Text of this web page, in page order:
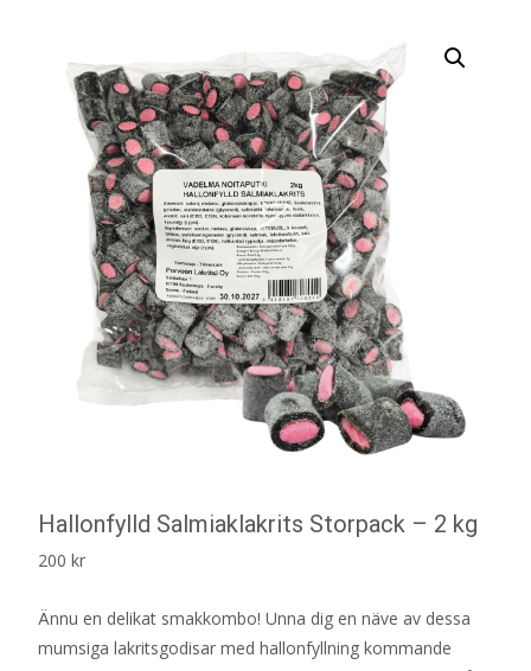
Hallonfylld Salmiaklakrits Storpack – 2 kg
200 kr
Ännu en delikat smakkombo! Unna dig en näve av dessa
mumsiga lakritsgodisar med hallonfyllning kommande